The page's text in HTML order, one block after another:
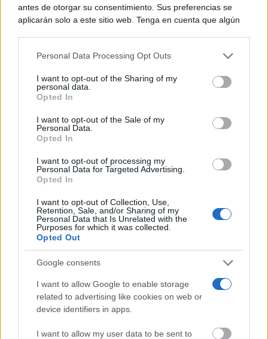
antes de otorgar su consentimiento. Sus preferencias se
aplicarán solo a este sitio web. Tenga en cuenta que algún
rechazar tal procesamiento. Puede cambiar sus preferencias
a este sitio y haciendo clic en el botón "Privacidad" en la
parte inferior de la página web.
Please note that this website/app uses one or more Google
services and may gather and store information including but
not limited to your visit or usage behaviour. You may click to
use your data for below specified purposes in below Google
consent section.
Personal Data Processing Opt Outs
I want to opt-out of the Sharing of my
personal data.
Opted In
I want to opt-out of the Sale of my
Personal Data.
Opted In
I want to opt-out of processing my
Personal Data for Targeted Advertising.
Opted In
I want to opt-out of Collection, Use,
Retention, Sale, and/or Sharing of my
Personal Data that Is Unrelated with the
Purposes for which it was collected.
Opted Out
Google consents
I want to allow Google to enable storage
related to advertising like cookies on web or
device identifiers in apps.
I want to allow my user data to be sent to
TOLEDO
03/02/2026
merecen que Page defienda la
gestión de Óscar Puente en el
accidente de Adamuz
10 11 12
Últimas noticias
Cada mujer asesinada es un
fracaso colectivo
07/08/2026
Guadalcanal y los atentados
contra las embajadas de EE. UU.
en África